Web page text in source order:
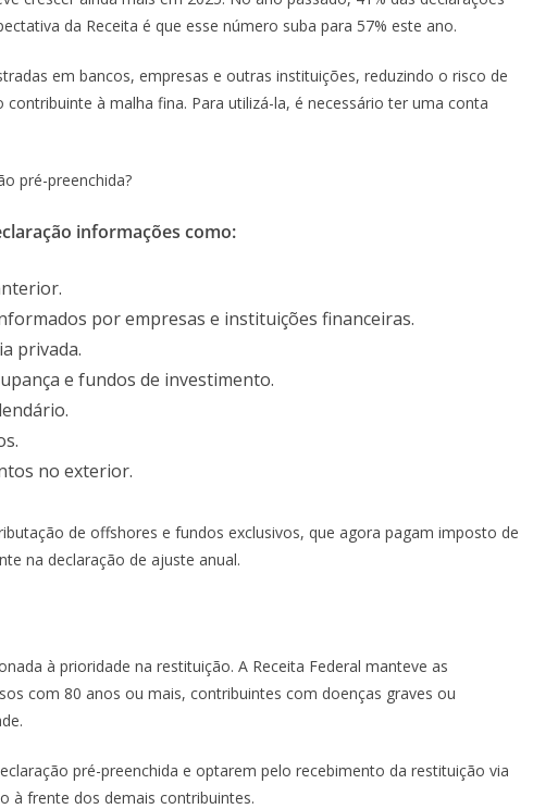
da Receita é que esse número suba para 57% este ano.
em bancos, empresas e outras instituições, reduzindo o risco de
à malha fina. Para utilizá-la, é necessário ter uma conta
pré-preenchida?
informações como:
por empresas e instituições financeiras.
privada.
e fundos de investimento.
no exterior.
de offshores e fundos exclusivos, que agora pagam imposto de
na declaração de ajuste anual.
à prioridade na restituição. A Receita Federal manteve as
com 80 anos ou mais, contribuintes com doenças graves ou
pré-preenchida e optarem pelo recebimento da restituição via
à frente dos demais contribuintes.